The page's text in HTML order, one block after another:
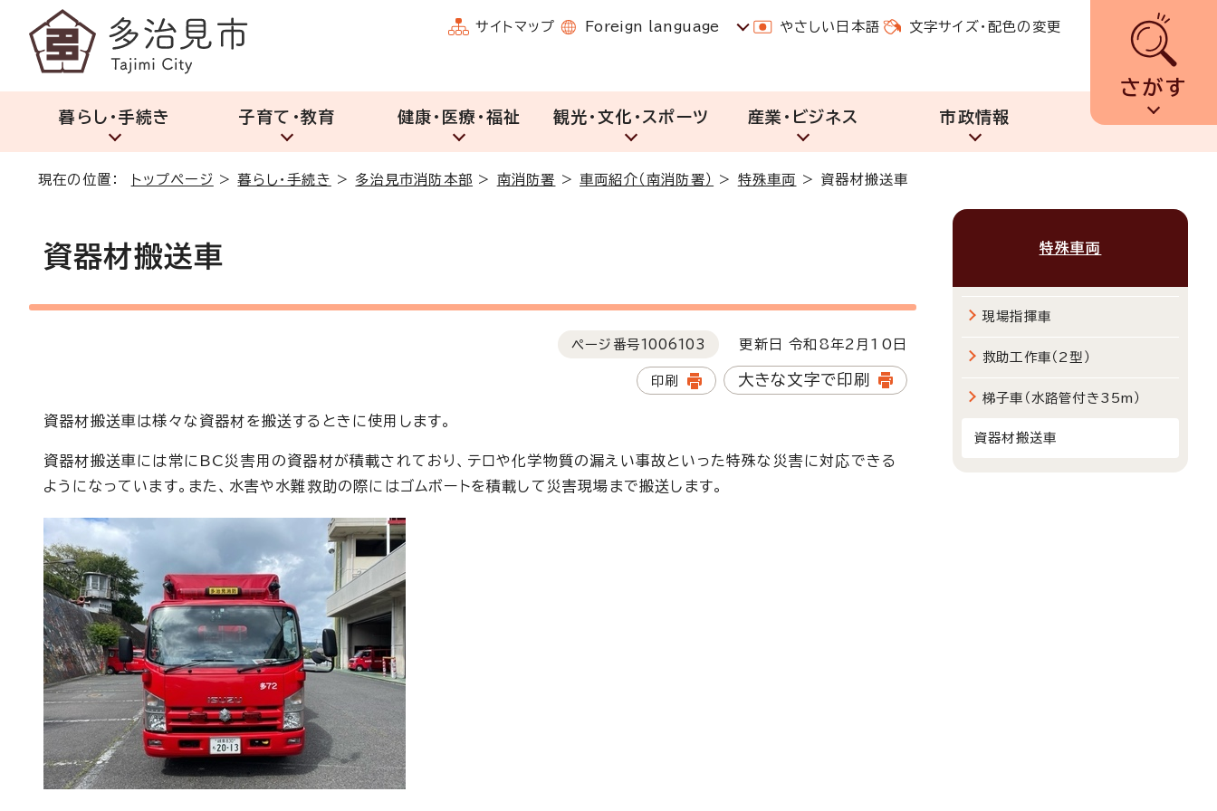
サイトマップ Foreign language やさしい日本語 文字サイズ・配色の変更
さがす
暮らし・手続き 子育て・教育 健康・医療・福祉 観光・文化・スポーツ 産業・ビジネス 市政情報
現在の位置： トップページ >暮らし・手続き > 多治見市消防本部 > 南消防署 >車両紹介（南消防署） > 特殊車両 > 資器材搬送車
資器材搬送車
ページ番号1006103 更新日 令和8年2月10日
印刷 大きな文字で印刷
資器材搬送車は様々な資器材を搬送するときに使用します。
資器材搬送車には常にBC災害用の資器材が積載されており、テロや化学物質の漏えい事故といった特殊な災害に対応できる
ようになっています。また、水害や水難救助の際にはゴムボートを積載して災害現場まで搬送します。
特殊車両
現場指揮車
救助工作車（2型）
梯子車（水路管付き35m）
資器材搬送車